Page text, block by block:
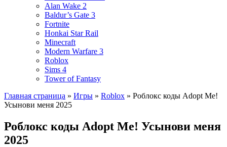
Alan Wake 2
Baldur’s Gate 3
Fortnite
Honkai Star Rail
Minecraft
Modern Warfare 3
Roblox
Sims 4
Tower of Fantasy
Главная страница » Игры » Roblox » Роблокс коды Adopt Me!
Усынови меня 2025
Роблокс коды Adopt Me! Усынови меня
2025